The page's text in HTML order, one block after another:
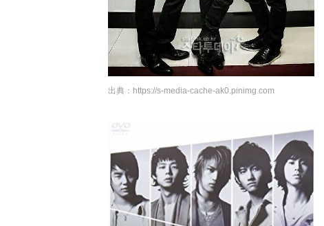
出典： https://s-media-cache-ak0.pinimg.com